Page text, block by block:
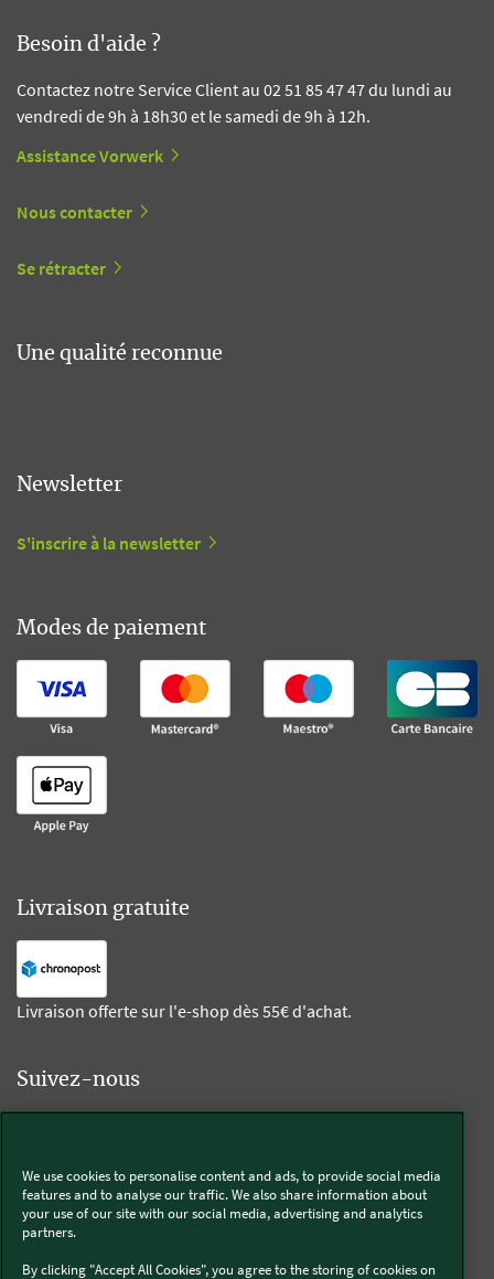
Besoin d'aide ?
Contactez notre Service Client au 02 51 85 47 47 du lundi au
vendredi de 9h à 18h30 et le samedi de 9h à 12h.
Assistance Vorwerk
Nous contacter
Se rétracter
Une qualité reconnue
Newsletter
S'inscrire à la newsletter
Modes de paiement
Livraison gratuite
Livraison offerte sur l'e-shop dès 55€ d'achat.
Suivez-nous
Thermomix®
We use cookies to personalise content and ads, to provide social media
features and to analyse our traffic. We also share information about
your use of our site with our social media, advertising and analytics
partners.
By clicking "Accept All Cookies", you agree to the storing of cookies on